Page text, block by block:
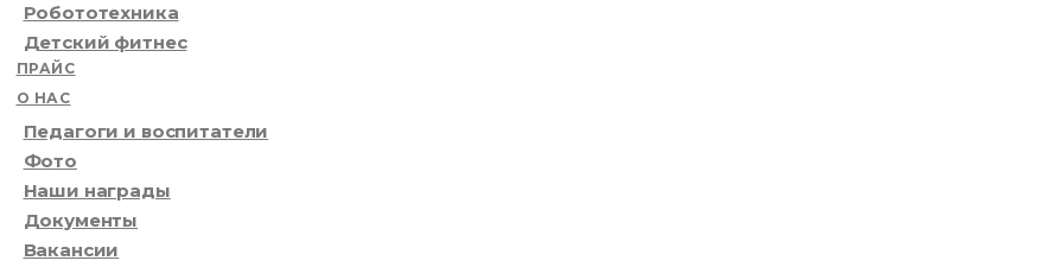
Робототехника
Детский фитнес
ПРАЙС
О НАС
Педагоги и воспитатели
Фото
Наши награды
Документы
Вакансии